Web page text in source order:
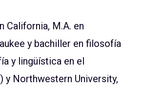
California, M.A. en
y bachiller en filosofía
y lingüística en el
Northwestern University,